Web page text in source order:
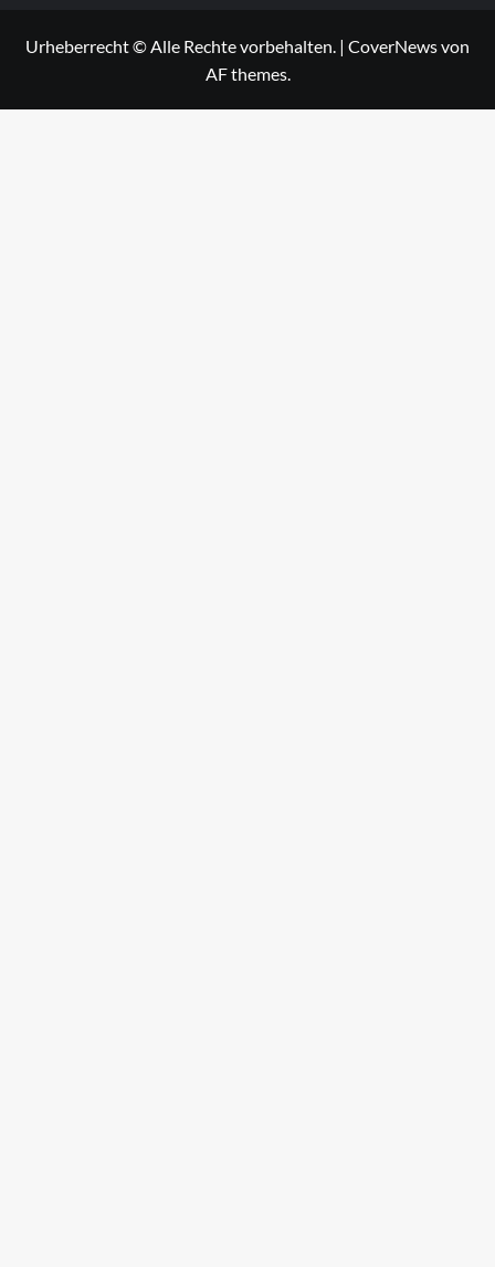
Urheberrecht © Alle Rechte vorbehalten. | CoverNewsvon
AF themes.